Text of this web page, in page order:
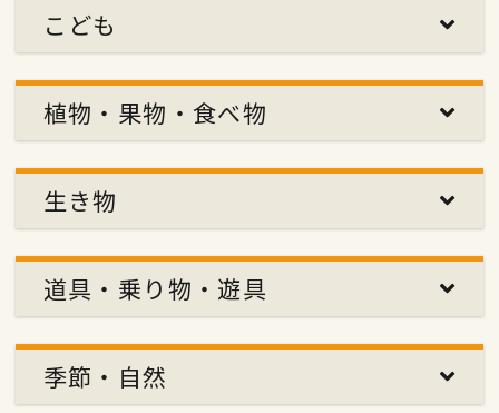
こども
植物・果物・食べ物
生き物
道具・乗り物・遊具
季節・自然